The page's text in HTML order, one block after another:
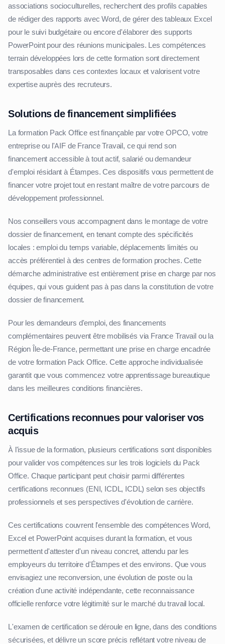
associations socioculturelles, recherchent des profils capables
de rédiger des rapports avec Word, de gérer des tableaux Excel
pour le suivi budgétaire ou encore d'élaborer des supports
PowerPoint pour des réunions municipales. Les compétences
terrain développées lors de cette formation sont directement
transposables dans ces contextes locaux et valorisent votre
expertise auprès des recruteurs.
Solutions de financement simplifiées
La formation Pack Office est finançable par votre OPCO, votre
entreprise ou l'AIF de France Travail, ce qui rend son
financement accessible à tout actif, salarié ou demandeur
d'emploi résidant à Étampes. Ces dispositifs vous permettent de
financer votre projet tout en restant maître de votre parcours de
développement professionnel.
Nos conseillers vous accompagnent dans le montage de votre
dossier de financement, en tenant compte des spécificités
locales : emploi du temps variable, déplacements limités ou
accès préférentiel à des centres de formation proches. Cette
démarche administrative est entièrement prise en charge par nos
équipes, qui vous guident pas à pas dans la constitution de votre
dossier de financement.
Pour les demandeurs d'emploi, des financements
complémentaires peuvent être mobilisés via France Travail ou la
Région Île-de-France, permettant une prise en charge encadrée
de votre formation Pack Office. Cette approche individualisée
garantit que vous commencez votre apprentissage bureautique
dans les meilleures conditions financières.
Certifications reconnues pour valoriser vos
acquis
À l'issue de la formation, plusieurs certifications sont disponibles
pour valider vos compétences sur les trois logiciels du Pack
Office. Chaque participant peut choisir parmi différentes
certifications reconnues (ENI, ICDL, ICDL) selon ses objectifs
professionnels et ses perspectives d'évolution de carrière.
Ces certifications couvrent l'ensemble des compétences Word,
Excel et PowerPoint acquises durant la formation, et vous
permettent d'attester d'un niveau concret, attendu par les
employeurs du territoire d'Étampes et des environs. Que vous
envisagiez une reconversion, une évolution de poste ou la
création d'une activité indépendante, cette reconnaissance
officielle renforce votre légitimité sur le marché du travail local.
L'examen de certification se déroule en ligne, dans des conditions
sécurisées, et délivre un score précis reflétant votre niveau de